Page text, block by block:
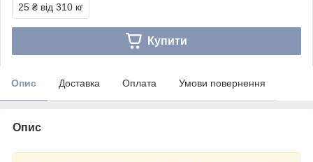
25 ₴ від 310 кг
Купити
Опис Доставка Оплата Умови повернення
Опис